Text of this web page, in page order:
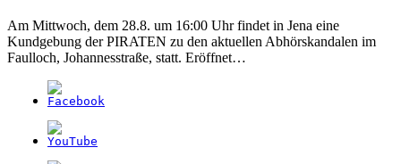
Am Mittwoch, dem 28.8. um 16:00 Uhr findet in Jena eine
Kundgebung der PIRATEN zu den aktuellen Abhörskandalen im
Faulloch, Johannesstraße, statt. Eröffnet…